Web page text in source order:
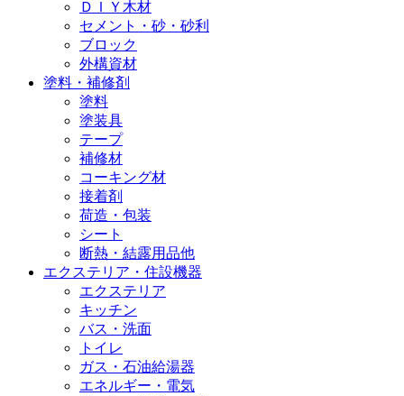
ＤＩＹ木材
セメント・砂・砂利
ブロック
外構資材
塗料・補修剤
塗料
塗装具
テープ
補修材
コーキング材
接着剤
荷造・包装
シート
断熱・結露用品他
エクステリア・住設機器
エクステリア
キッチン
バス・洗面
トイレ
ガス・石油給湯器
エネルギー・電気